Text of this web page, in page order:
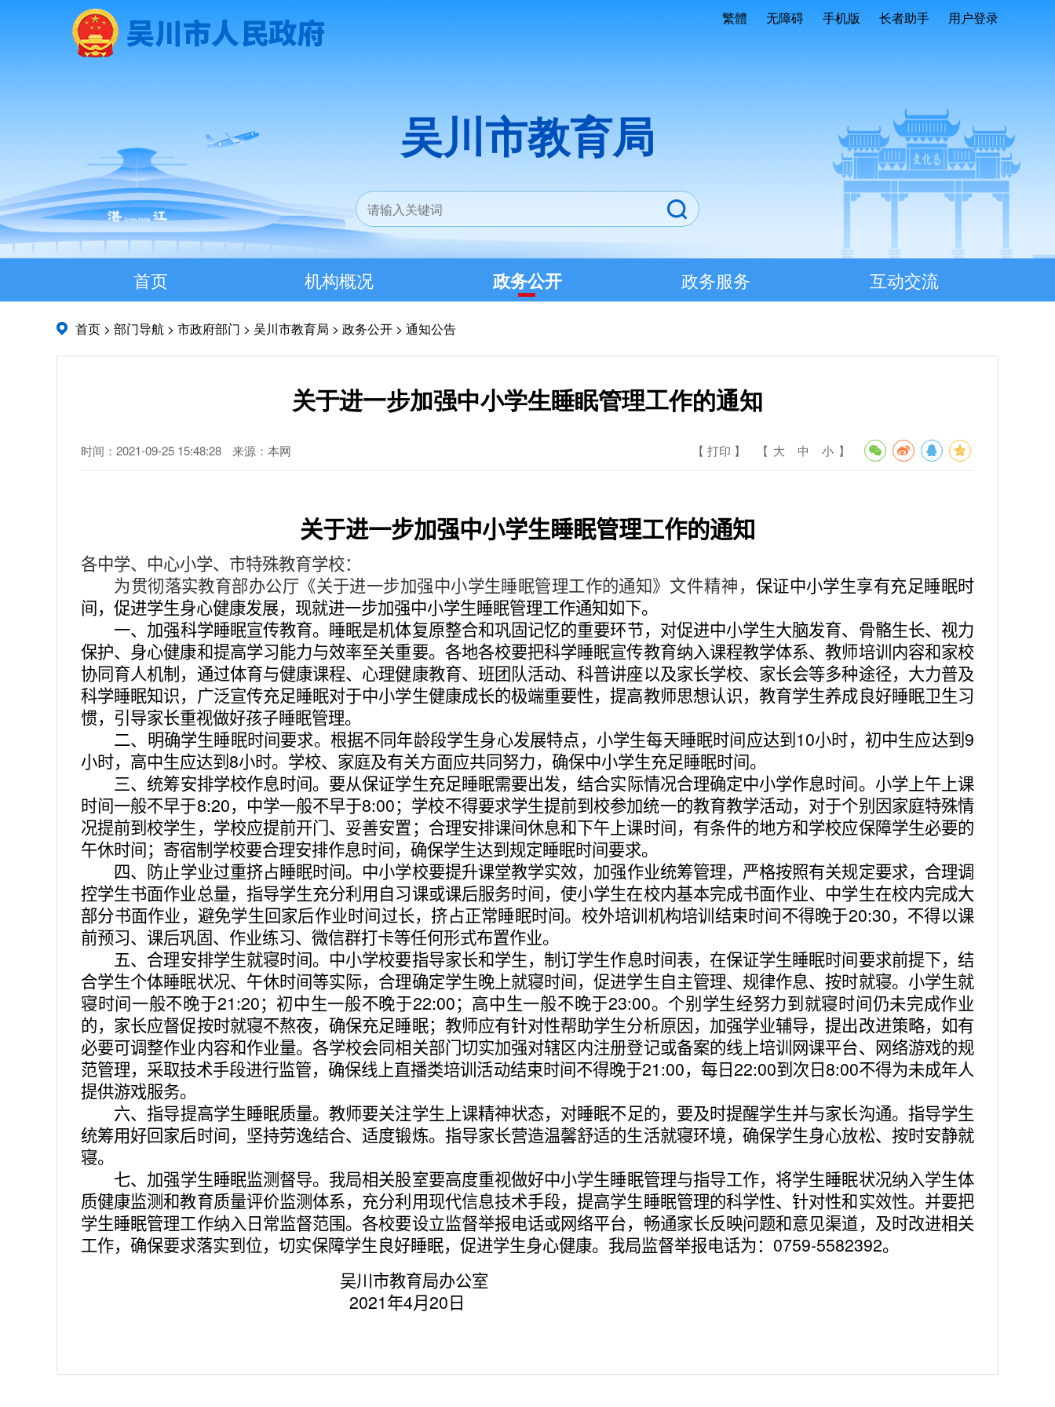
繁體 无障碍 手机版 长者助手 用户登录
吴川市教育局
首页 机构概况 政务公开 政务服务 互动交流
首页 > 部门导航 > 市政府部门 > 吴川市教育局 > 政务公开 > 通知公告
关于进一步加强中小学生睡眠管理工作的通知
时间：2021-09-25 15:48:28 来源：本网 【 打印 】 【 大 中 小 】
关于进一步加强中小学生睡眠管理工作的通知
各中学、中心小学、市特殊教育学校：
为贯彻落实教育部办公厅《关于进一步加强中小学生睡眠管理工作的通知》 文件精神， 保证中小学生享有充足睡眠时
间，促进学生身心健康发展，现就进一步加强中小学生睡眠管理工作通知如下。
一、加强科学睡眠宣传教育。睡眠是机体复原整合和巩固记忆的重要环节，对促进中小学生大脑发育、骨骼生长、视力
保护、身心健康和提高学习能力与效率至关重要。各地各校要把科学睡眠宣传教育纳入课程教学体系、教师培训内容和家校
协同育人机制，通过体育与健康课程、心理健康教育、班团队活动、科普讲座以及家长学校、家长会等多种途径，大力普及
科学睡眠知识，广泛宣传充足睡眠对于中小学生健康成长的极端重要性，提高教师思想认识，教育学生养成良好睡眠卫生习
惯，引导家长重视做好孩子睡眠管理。
二、明确学生睡眠时间要求。根据不同年龄段学生身心发展特点，小学生每天睡眠时间应达到10小时，初中生应达到9
小时，高中生应达到8小时。学校、家庭及有关方面应共同努力，确保中小学生充足睡眠时间。
三、统筹安排学校作息时间。要从保证学生充足睡眠需要出发，结合实际情况合理确定中小学作息时间。小学上午上课
时间一般不早于8:20，中学一般不早于8:00；学校不得要求学生提前到校参加统一的教育教学活动，对于个别因家庭特殊情
况提前到校学生，学校应提前开门、妥善安置；合理安排课间休息和下午上课时间，有条件的地方和学校应保障学生必要的
午休时间；寄宿制学校要合理安排作息时间，确保学生达到规定睡眠时间要求。
四、防止学业过重挤占睡眠时间。中小学校要提升课堂教学实效，加强作业统筹管理，严格按照有关规定要求，合理调
控学生书面作业总量，指导学生充分利用自习课或课后服务时间，使小学生在校内基本完成书面作业、中学生在校内完成大
部分书面作业，避免学生回家后作业时间过长，挤占正常睡眠时间。校外培训机构培训结束时间不得晚于20:30，不得以课
前预习、课后巩固、作业练习、微信群打卡等任何形式布置作业。
五、合理安排学生就寝时间。中小学校要指导家长和学生，制订学生作息时间表，在保证学生睡眠时间要求前提下，结
合学生个体睡眠状况、午休时间等实际，合理确定学生晚上就寝时间，促进学生自主管理、规律作息、按时就寝。小学生就
寝时间一般不晚于21:20；初中生一般不晚于22:00；高中生一般不晚于23:00。个别学生经努力到就寝时间仍未完成作业
的，家长应督促按时就寝不熬夜，确保充足睡眠；教师应有针对性帮助学生分析原因，加强学业辅导，提出改进策略，如有
必要可调整作业内容和作业量。各学校会同相关部门切实加强对辖区内注册登记或备案的线上培训网课平台、网络游戏的规
范管理，采取技术手段进行监管，确保线上直播类培训活动结束时间不得晚于21:00，每日22:00到次日8:00不得为未成年人
提供游戏服务。
六、指导提高学生睡眠质量。教师要关注学生上课精神状态，对睡眠不足的，要及时提醒学生并与家长沟通。指导学生
统筹用好回家后时间，坚持劳逸结合、适度锻炼。指导家长营造温馨舒适的生活就寝环境，确保学生身心放松、按时安静就
寝。
七、加强学生睡眠监测督导。我局相关股室要高度重视做好中小学生睡眠管理与指导工作，将学生睡眠状况纳入学生体
质健康监测和教育质量评价监测体系，充分利用现代信息技术手段，提高学生睡眠管理的科学性、针对性和实效性。并要把
学生睡眠管理工作纳入日常监督范围。各校要设立监督举报电话或网络平台，畅通家长反映问题和意见渠道，及时改进相关
工作，确保要求落实到位，切实保障学生良好睡眠，促进学生身心健康。我局监督举报电话为： 0759-5582392。
吴川市教育局办公室
2021年4月20日